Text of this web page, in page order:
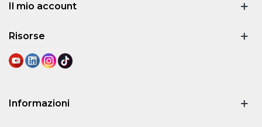
Il mio account
Risorse
Informazioni